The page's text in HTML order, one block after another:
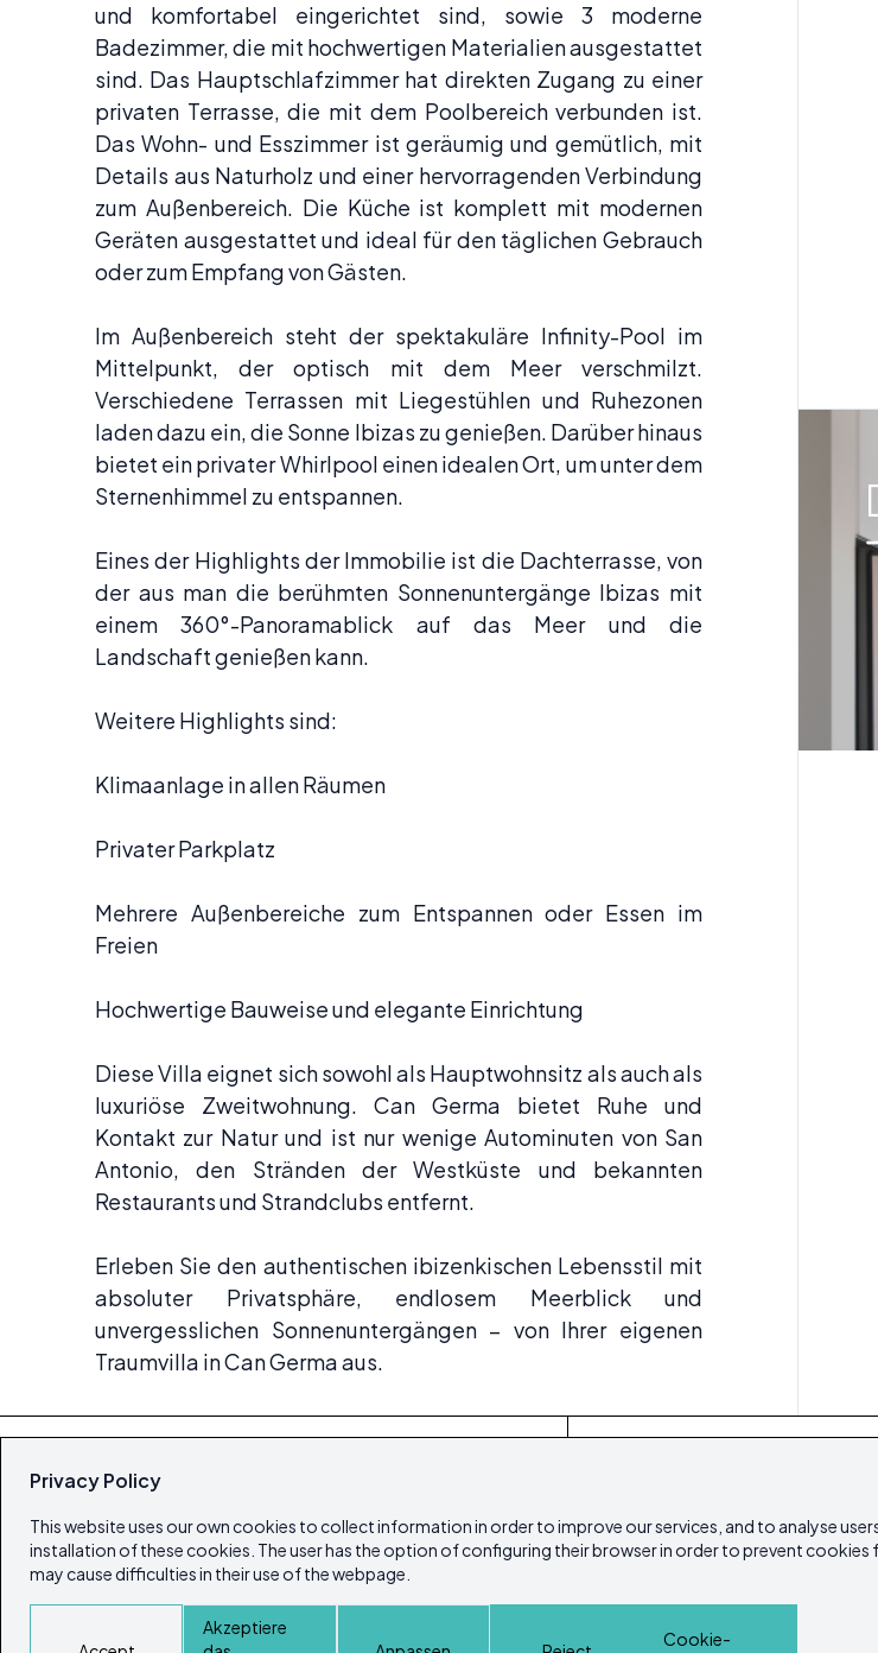
Privacy Policy
This website uses our own cookies to collect information in order to improve our services, and to analyse
installation of these cookies. The user has the option of configuring their browser in order to prevent
may cause difficulties in their use of the webpage.
Akzeptiere
Cookie-
und komfortabel eingerichtet sind, sowie 3 moderne
Badezimmer, die mit hochwertigen Materialien ausgestattet
sind. Das Hauptschlafzimmer hat direkten Zugang zu einer
privaten Terrasse, die mit dem Poolbereich verbunden ist.
Das Wohn- und Esszimmer ist geräumig und gemütlich, mit
Details aus Naturholz und einer hervorragenden Verbindung
zum Außenbereich. Die Küche ist komplett mit modernen
Geräten ausgestattet und ideal für den täglichen Gebrauch
oder zum Empfang von Gästen.
Im Außenbereich steht der spektakuläre Infinity-Pool im
Mittelpunkt, der optisch mit dem Meer verschmilzt.
Verschiedene Terrassen mit Liegestühlen und Ruhezonen
laden dazu ein, die Sonne Ibizas zu genießen. Darüber hinaus
bietet ein privater Whirlpool einen idealen Ort, um unter dem
Sternenhimmel zu entspannen.
Eines der Highlights der Immobilie ist die Dachterrasse, von
der aus man die berühmten Sonnenuntergänge Ibizas mit
einem 360°-Panoramablick auf das Meer und die
Landschaft genießen kann.
Weitere Highlights sind:
Klimaanlage in allen Räumen
Privater Parkplatz
Mehrere Außenbereiche zum Entspannen oder Essen im
Freien
Hochwertige Bauweise und elegante Einrichtung
Diese Villa eignet sich sowohl als Hauptwohnsitz als auch als
luxuriöse Zweitwohnung. Can Germa bietet Ruhe und
Kontakt zur Natur und ist nur wenige Autominuten von San
Antonio, den Stränden der Westküste und bekannten
Restaurants und Strandclubs entfernt.
Erleben Sie den authentischen ibizenkischen Lebensstil mit
absoluter Privatsphäre, endlosem Meerblick und
unvergesslichen Sonnenuntergängen – von Ihrer eigenen
Traumvilla in Can Germa aus.
Ibiza's & Formentera's Immobilien Portal
Kontakt
Cookie-Richtlinie
ibicasarealestate